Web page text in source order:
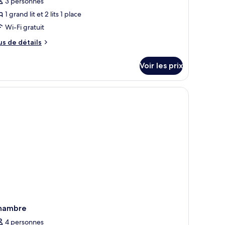
:
1 grand lit et 2 lits 1 place
Wi-Fi gratuit
de détails
Voir les prix
4 personnes